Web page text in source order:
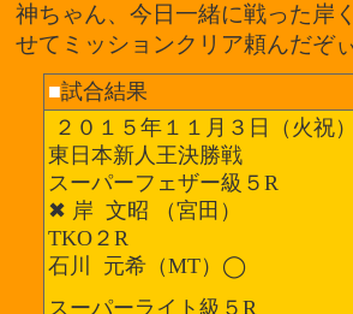
神ちゃん、今日一緒に戦った岸
せてミッションクリア頼んだぞ
■試合結果
２０１５年１１月３日（火祝
東日本新人王決勝戦
スーパーフェザー級５R
✖︎ 岸 文昭 （宮田）
TKO２R
石川 元希（MT）◯
スーパーライト級５R